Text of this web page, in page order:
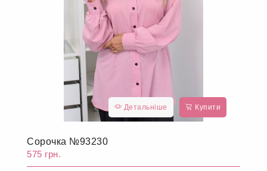
Детальніше Купити
Сорочка №93230
575 грн.